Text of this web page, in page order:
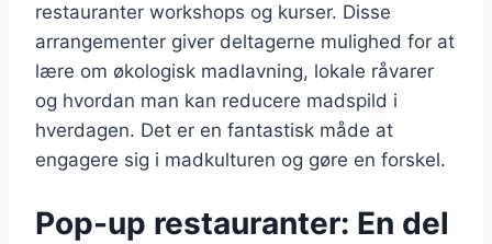
restauranter workshops og kurser. Disse
arrangementer giver deltagerne mulighed for at
lære om økologisk madlavning, lokale råvarer
og hvordan man kan reducere madspild i
hverdagen. Det er en fantastisk måde at
engagere sig i madkulturen og gøre en forskel.
Pop-up restauranter: En del